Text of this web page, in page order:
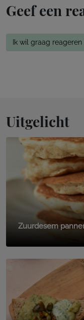
Geef een
Ik wil graag reageren
Uitgelicht
Zuurdesem